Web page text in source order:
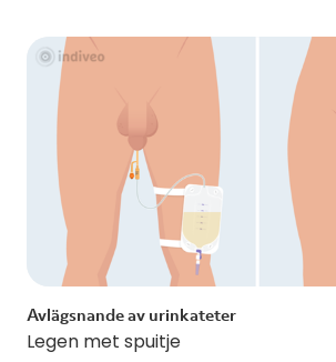
Avlägsnande av urinkateter
Legen met spuitje